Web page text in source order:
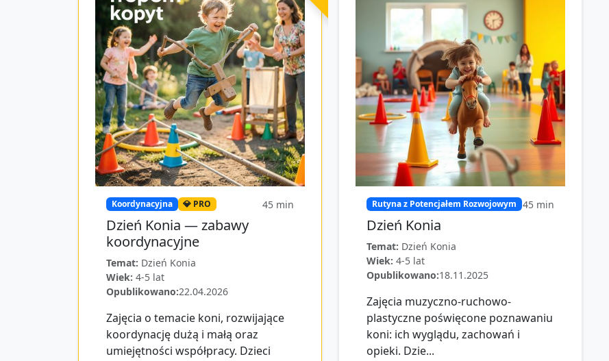
Koordynacyjna 💎 PRO 45 min
Dzień Konia — zabawy
koordynacyjne
Temat: Dzień Konia
Wiek: 4-5 lat
Opublikowano:22.04.2026
Zajęcia o temacie koni, rozwijające
koordynację dużą i małą oraz
umiejętności współpracy. Dzieci
Rutyna z Potencjałem Rozwojowym 45 min
Dzień Konia
Temat: Dzień Konia
Wiek: 4-5 lat
Opublikowano:18.11.2025
Zajęcia muzyczno-ruchowo-
plastyczne poświęcone poznawaniu
koni: ich wyglądu, zachowań i
opieki. Dzie...